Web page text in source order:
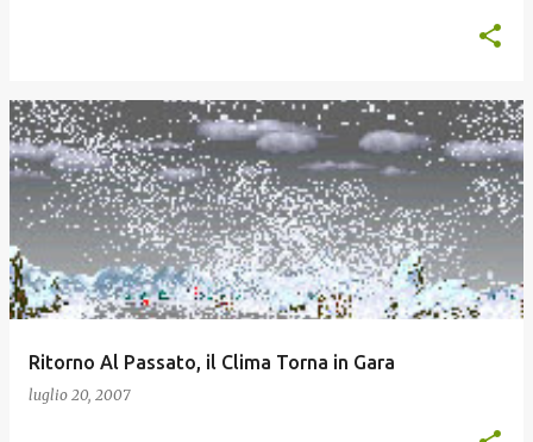
Ritorno Al Passato, il Clima Torna in Gara
luglio 20, 2007